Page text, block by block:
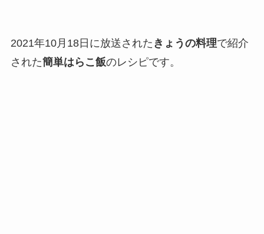
2021年10月18日に放送された きょうの料理で紹介
された簡単はらこ飯のレシピです。